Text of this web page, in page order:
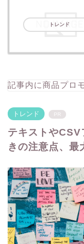
トレンド
記事内に商品プロ
トレンド PR
テキストやCSV
きの注意点、最